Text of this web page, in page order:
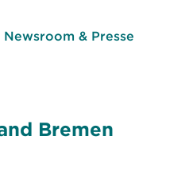
Newsroom & Presse
Bremen